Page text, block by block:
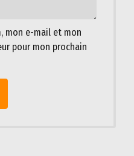
mon e-mail et mon
pour mon prochain